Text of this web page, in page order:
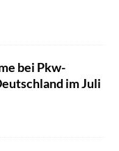
bei Pkw-
im Juli